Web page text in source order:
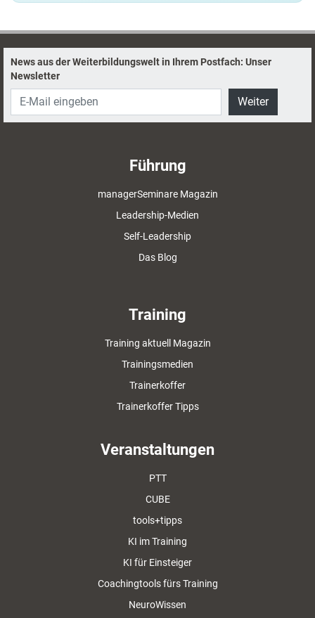
News aus der Weiterbildungswelt in Ihrem Postfach: Unser
Newsletter
Weiter
Führung
managerSeminare Magazin
Leadership-Medien
Self-Leadership
Das Blog
Training
Training aktuell Magazin
Trainingsmedien
Trainerkoffer
Trainerkoffer Tipps
Veranstaltungen
PTT
CUBE
tools+tipps
KI im Training
KI für Einsteiger
Coachingtools fürs Training
NeuroWissen